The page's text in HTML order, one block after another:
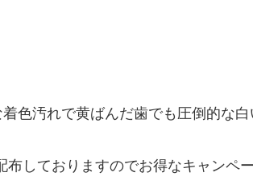
色汚れで黄ばんだ歯でも圧倒的な
布しておりますのでお得なキャンペ